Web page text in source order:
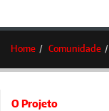
Home Comunidade
O Projeto